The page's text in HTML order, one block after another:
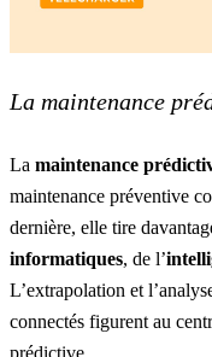
La maintenance
La maintenance
maintenance préventive
dernière, elle tire
informatiques, de l’
L’extrapolation et
connectés figurent au
prédictive.